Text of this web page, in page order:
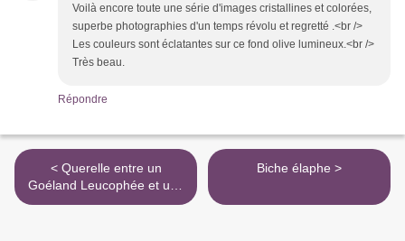
Voilà encore toute une série d'images cristallines et colorées,
superbe photographies d'un temps révolu et regretté .<br />
Les couleurs sont éclatantes sur ce fond olive lumineux.<br />
Très beau.
Répondre
< Querelle entre un
Goéland Leucophée et une
Buse variable
Biche élaphe >